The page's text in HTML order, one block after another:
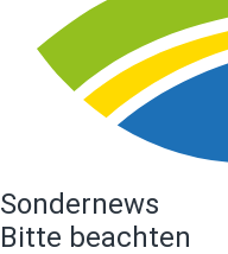
Sondernews
Bitte beachten